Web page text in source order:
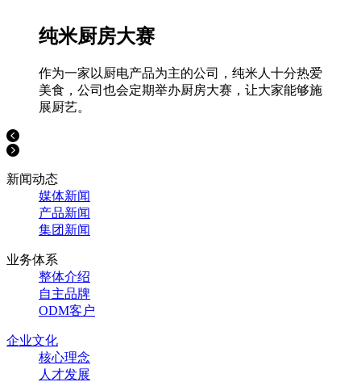
纯米厨房大赛
作为一家以厨电产品为主的公司，纯米人十分热爱
美食，公司也会定期举办厨房大赛，让大家能够施
展厨艺。
新闻动态
媒体新闻
产品新闻
集团新闻
业务体系
整体介绍
自主品牌
ODM客户
企业文化
核心理念
人才发展